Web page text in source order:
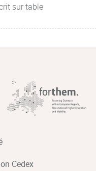
sur table
Cedex